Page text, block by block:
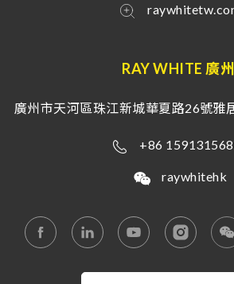
RAY WHITE 廣州
廣州市天河區珠江新城華夏路26號雅
+86
raywhitehk